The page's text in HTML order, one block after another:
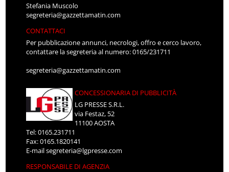
Stefania Muscolo
segreteria@gazzettamatin.com
CONTATTACI
Per pubblicazione annunci, necrologi, offro e cerco lavoro,
contattare la segreteria al numero: 0165/231711
segreteria@gazzettamatin.com
CONCESSIONARIA DI PUBBLICITÀ
LG PRESSE S.R.L.
via Festaz, 52
11100 AOSTA
Tel: 0165.231711
Fax: 0165.1820141
E-mailsegreteria@lgpresse.com
RESPONSABILE DI AGENZIA